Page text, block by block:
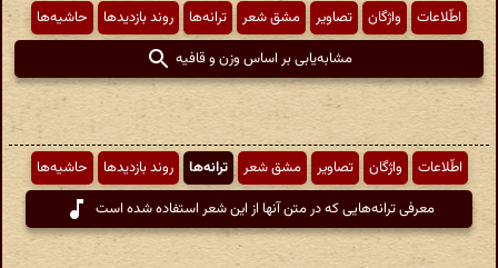
اطّلاعات واژگان تصاویر مشق شعر ترانه‌ها روند بازدیدها
حاشیه‌ها
مشابه‌یابی بر اساس وزن و قافیه
اطّلاعات واژگان تصاویر مشق شعر ترانه‌ها روند بازدیدها
حاشیه‌ها
معرفی ترانه‌هایی که در متن آنها از این شعر استفاده شده است